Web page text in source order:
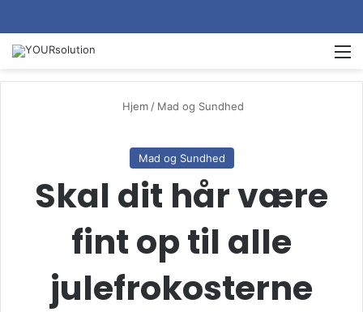
Hjem / Mad og Sundhed
Mad og Sundhed
Skal dit hår være
fint op til alle
julefrokosterne